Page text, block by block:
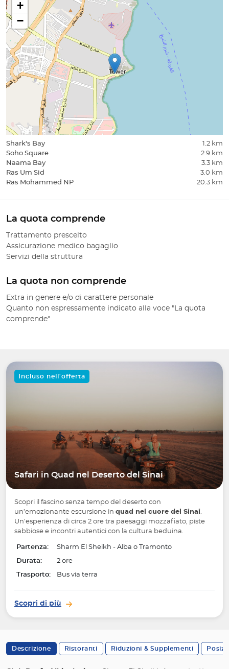
+
−
Shark's Bay
1.2 km
Soho Square
2.9 km
Naama Bay
3.3 km
Ras Um Sid
3.0 km
Ras Mohammed NP
20.3 km
La quota comprende
Trattamento prescelto
Assicurazione medico bagaglio
Servizi della struttura
La quota non comprende
Extra in genere e/o di carattere personale
Quanto non espressamente indicato alla voce "La quota
comprende"
Incluso nell'offerta
Safari in Quad nel Deserto del Sinai
Scopri il fascino senza tempo del deserto con
un’emozionante escursione in quad nel cuore del Sinai.
Un’esperienza di circa 2 ore tra paesaggi mozzafiato, piste
sabbiose e incontri autentici con la cultura beduina.
Partenza: Sharm El Sheikh - Alba o Tramonto
Durata: 2 ore
Trasporto: Bus via terra
Scopri di più
Descrizione Ristoranti Riduzioni & Supplementi